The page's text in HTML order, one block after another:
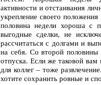
активности и отстаивания
укрепление своего
половина недели хороша с
выгодные сделки, не
рассчитаться с долгами и
на себя. Со второй половины
отпуска. Если же таковой вам
для коллег – тоже
хотите сохранить ровные и